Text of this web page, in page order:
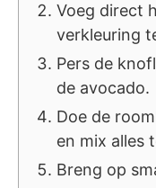
Voeg direct
verkleuring
Pers de
de avocado.
Doe de
en mix alles
Breng op